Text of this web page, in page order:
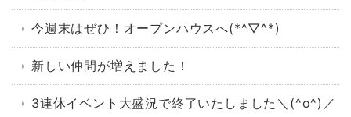
今週末はぜひ！オープンハウスへ(*^▽^*)
新しい仲間が増えました！
3連休イベント大盛況で終了いたしました＼(^o^)／